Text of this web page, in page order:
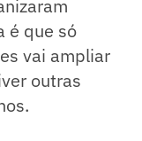
é que só
vai ampliar
outras